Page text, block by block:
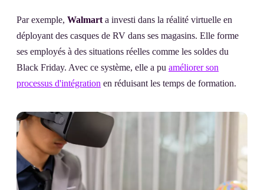
Par exemple, Walmart a investi dans la réalité virtuelle en
déployant des casques de RV dans ses magasins. Elle forme
ses employés à des situations réelles comme les soldes du
Black Friday. Avec ce système, elle a pu améliorer son
processus d'intégration en réduisant les temps de formation.